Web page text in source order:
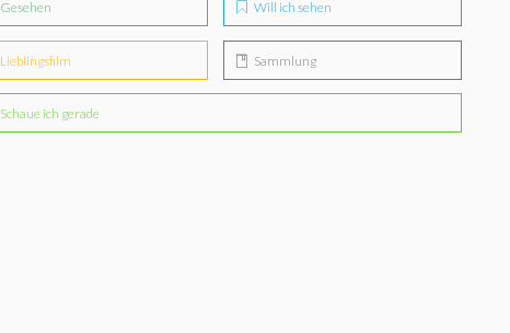
Gesehen Will ich sehen
Lieblingsfilm Sammlung
Schaue ich gerade